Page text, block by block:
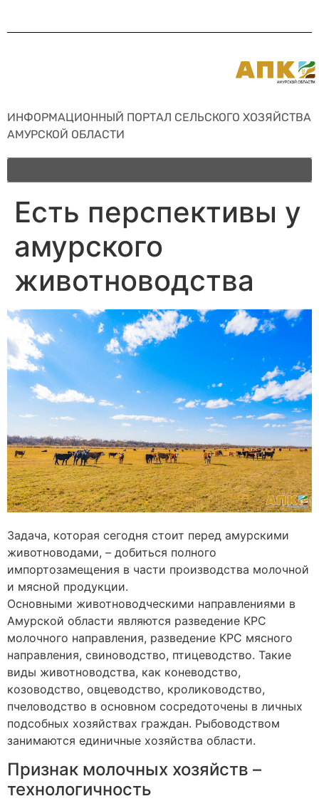
ИНФОРМАЦИОННЫЙ ПОРТАЛ СЕЛЬСКОГО ХОЗЯЙСТВА
АМУРСКОЙ ОБЛАСТИ
Есть перспективы у
амурского
животноводства
Задача, которая сегодня стоит перед амурскими
животноводами, – добиться полного
импортозамещения в части производства молочной
и мясной продукции.
Основными животноводческими направлениями в
Амурской области являются разведение КРС
молочного направления, разведение КРС мясного
направления, свиноводство, птицеводство. Такие
виды животноводства, как коневодство,
козоводство, овцеводство, кролиководство,
пчеловодство в основном сосредоточены в личных
подсобных хозяйствах граждан. Рыбоводством
занимаются единичные хозяйства области.
Признак молочных хозяйств –
технологичность